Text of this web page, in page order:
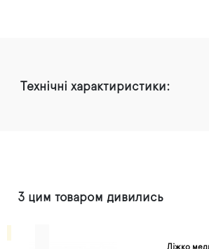
Технічні характиристики:
З цим товаром дивились
Ліжко